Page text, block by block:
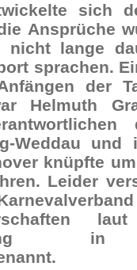
sich
Ansprüche
nicht lange
sprachen.
der
Helmuth
Weddau und
knüpfte
Leider
in